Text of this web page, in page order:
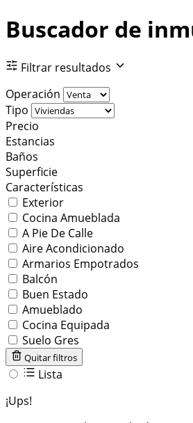
Buscador de
Filtrar resultados
Operación
Tipo
Precio
Estancias
Baños
Superficie
Características
Exterior
Cocina Amueblada
A Pie De Calle
Aire Acondicionado
Armarios Empotrados
Balcón
Buen Estado
Amueblado
Cocina Equipada
Suelo Gres
Quitar filtros
Lista
¡Ups!